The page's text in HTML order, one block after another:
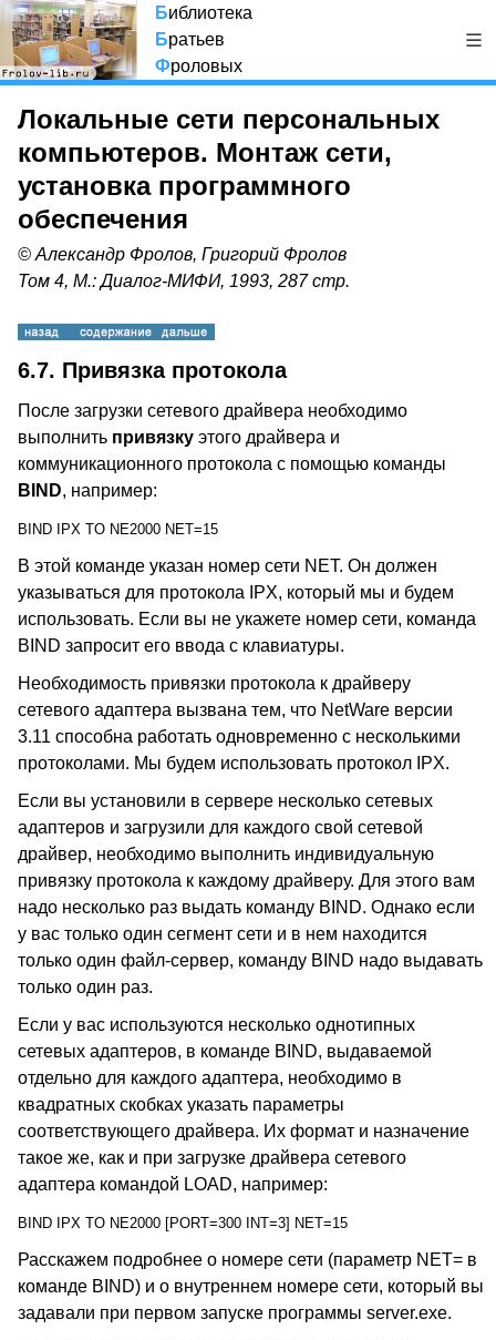
Библиотека
Братьев
Фроловых
Локальные сети персональных
компьютеров. Монтаж сети,
установка программного
обеспечения
© Александр Фролов, Григорий Фролов
Том 4, М.: Диалог-МИФИ, 1993, 287 стр.
6.7. Привязка протокола
После загрузки сетевого драйвера необходимо
выполнить привязку этого драйвера и
коммуникационного протокола с помощью команды
BIND, например:
BIND IPX TO NE2000 NET=15
В этой команде указан номер сети NET. Он должен
указываться для протокола IPX, который мы и будем
использовать. Если вы не укажете номер сети, команда
BIND запросит его ввода с клавиатуры.
Необходимость привязки протокола к драйверу
сетевого адаптера вызвана тем, что NetWare версии
3.11 способна работать одновременно с несколькими
протоколами. Мы будем использовать протокол IPX.
Если вы установили в сервере несколько сетевых
адаптеров и загрузили для каждого свой сетевой
драйвер, необходимо выполнить индивидуальную
привязку протокола к каждому драйверу. Для этого вам
надо несколько раз выдать команду BIND. Однако если
у вас только один сегмент сети и в нем находится
только один файл-сервер, команду BIND надо выдавать
только один раз.
Если у вас используются несколько однотипных
сетевых адаптеров, в команде BIND, выдаваемой
отдельно для каждого адаптера, необходимо в
квадратных скобках указать параметры
соответствующего драйвера. Их формат и назначение
такое же, как и при загрузке драйвера сетевого
адаптера командой LOAD, например:
BIND IPX TO NE2000 [PORT=300 INT=3] NET=15
Расскажем подробнее о номере сети (параметр NET= в
команде BIND) и о внутреннем номере сети, который вы
задавали при первом запуске программы server.exe.